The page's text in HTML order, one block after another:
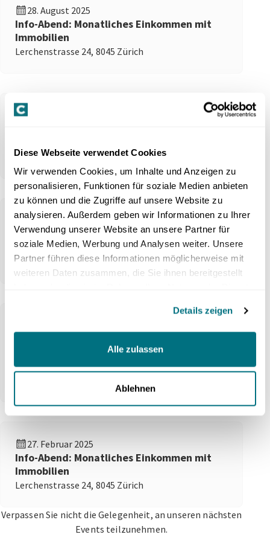
Diese Webseite verwendet Cookies
Wir verwenden Cookies, um Inhalte und Anzeigen zu
personalisieren, Funktionen für soziale Medien anbieten
zu können und die Zugriffe auf unsere Website zu
analysieren. Außerdem geben wir Informationen zu Ihrer
Verwendung unserer Website an unsere Partner für
soziale Medien, Werbung und Analysen weiter. Unsere
Partner führen diese Informationen möglicherweise mit
weiteren Daten zusammen, die Sie ihnen bereitgestellt
Details zeigen
Alle zulassen
Ablehnen
28. August 2025
Info-Abend: Monatliches Einkommen mit
Immobilien
Lerchenstrasse 24, 8045 Zürich
25. Juni 2025
Lerchenstrasse 24, 8045 Zürich
08. Mai 2025
Info-Abend: Monatliches Einkommen mit
Immobilien
Lerchenstrasse 24, 8045 Zürich
Immobilienmarkt im aktuellen
ökonomischen Umfeld
27. Februar 2025
Info-Abend: Monatliches Einkommen mit
Immobilien
Lerchenstrasse 24, 8045 Zürich
Verpassen Sie nicht die Gelegenheit, an unseren nächsten
Events teilzunehmen.